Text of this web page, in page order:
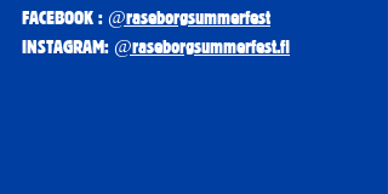
FACEBOOK : @raseborgsummerfest
INSTAGRAM: @raseborgsummerfest.fi